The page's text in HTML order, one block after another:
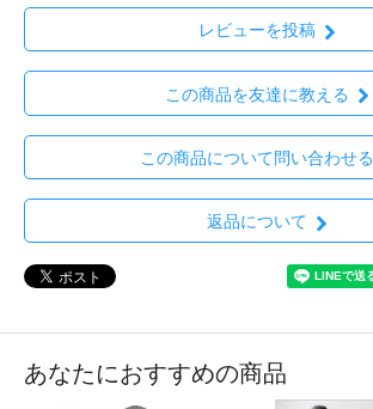
レビューを投稿
この商品を友達に教える
この商品について問い合わせる
返品について
あなたにおすすめの商品